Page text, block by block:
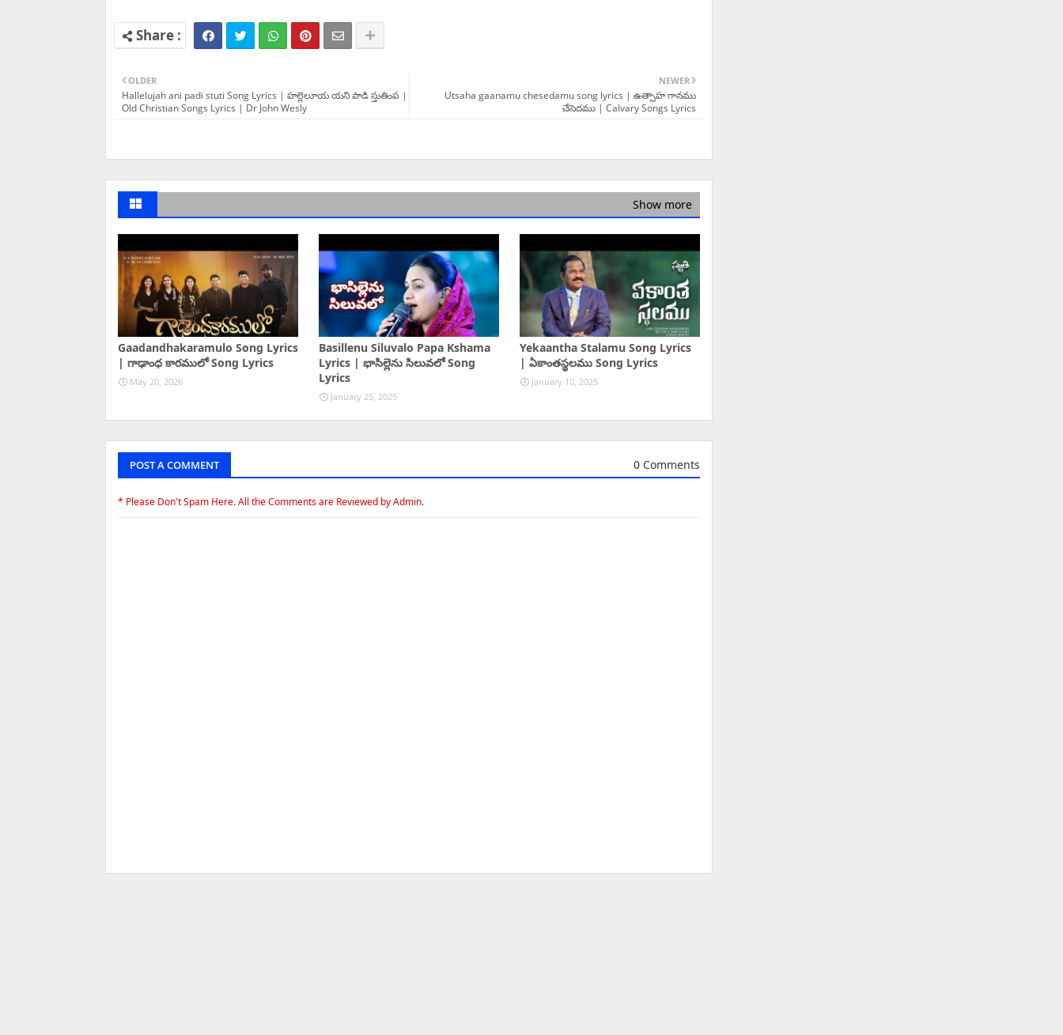
NEWER
Utsaha gaanamu chesedamu song lyrics | ఉత్సాహ గానము
చేసెదము | Calvary Songs Lyrics
OLDER
Hallelujah ani padi stuti Song Lyrics | హల్లెలూయ యని పాడి స్తుతింప |
Old Christian Songs Lyrics | Dr John Wesly
Show more
Gaadandhakaramulo Song Lyrics
| గాఢాంధ కారములో Song Lyrics
May 20, 2026
Basillenu Siluvalo Papa Kshama
Lyrics | భాసిల్లెను సిలువలో Song
Lyrics
January 25, 2025
Yekaantha Stalamu Song Lyrics
| ఏకాంతస్థలము Song Lyrics
January 10, 2025
POST A COMMENT 0 Comments
* Please Don't Spam Here. All the Comments are Reviewed by Admin.